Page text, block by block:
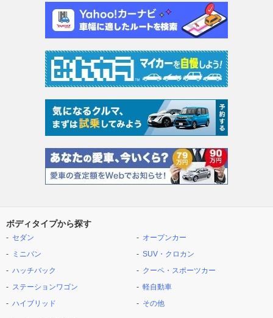
ボディタイプから探す
セダン
ミニバン
ハッチバック
ステーションワゴン
ハイブリッド
オープンカー
SUV・クロカン
クーペ・スポーツカー
軽自動車
その他